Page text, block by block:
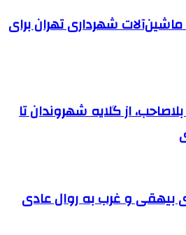
ماشین‌آلات شهرداری تهران برای
از گلایه شهروندان تا
بیهقی و غرب به روال عادی